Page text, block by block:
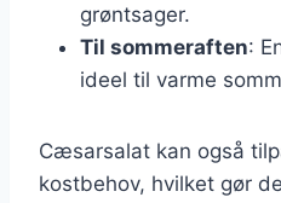
grøntsager.
Til sommeraften:
ideel til varme
Cæsarsalat kan også
kostbehov, hvilket gør